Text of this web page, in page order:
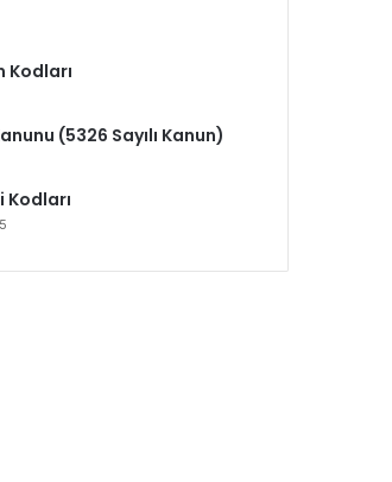
Kodları
(5326 Sayılı Kanun)
Kodları